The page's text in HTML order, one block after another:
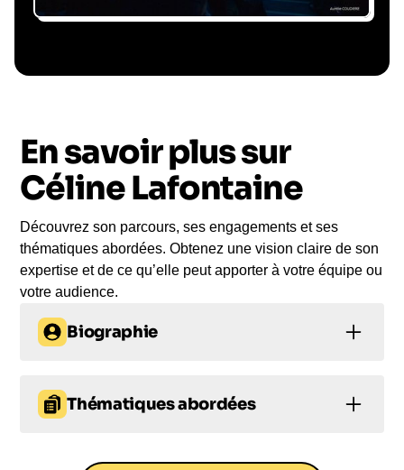
Le conférencier vient à
Le jour de la conférence, l’intervenant se
rend sur votre évènement pour une prise de
parole impactante, engageante et sur-mesure
En savoir plus sur
Céline Lafontaine
Découvrez son parcours, ses engagements et ses
thématiques abordées. Obtenez une vision claire de son
expertise et de ce qu’elle peut apporter à votre équipe ou
votre audience.
Biographie
À propos de
Céline Lafontaine
Sociologue, attentive aux rapports entre
Thématiques abordées